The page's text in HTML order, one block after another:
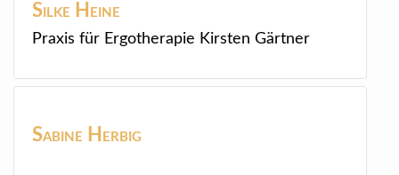
Silke Heine
Praxis für Ergotherapie Kirsten Gärtner
Sabine Herbig